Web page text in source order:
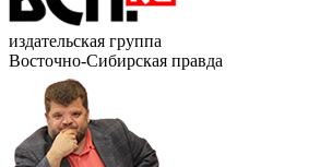
издательская группа
Восточно-Сибирская правда